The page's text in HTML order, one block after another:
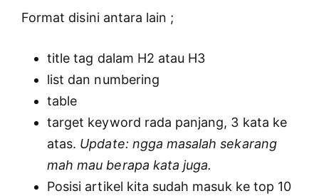
Format disini antara lain ;
title tag dalam H2 atau H3
list dan numbering
table
target keyword rada panjang, 3 kata ke
atas. Update: ngga masalah sekarang
mah mau berapa kata juga.
Posisi artikel kita sudah masuk ke top 10